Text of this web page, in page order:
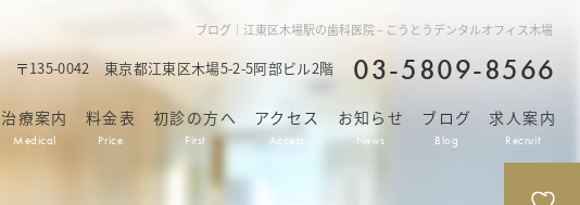
ブログ｜江東区木場駅の歯科医院 – こうとうデンタルオフィス木場
03-5809-8566
〒135-0042 東京都江東区木場5-2-5阿部ビル2階
治療案内
Medical
料金表
Price
初診の方へ
First
アクセス
Access
お知らせ
News
ブログ
Blog
求人案内
Recruit